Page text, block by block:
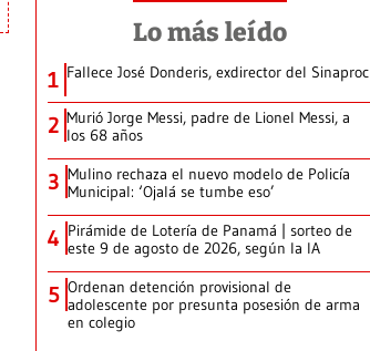
Lo más leído
1 Fallece José Donderis, exdirector del Sinaproc
2 Murió Jorge Messi, padre de Lionel Messi, a
los 68 años
3 Mulino rechaza el nuevo modelo de Policía
Municipal: ‘Ojalá se tumbe eso’
4 Pirámide de Lotería de Panamá | sorteo de
este 9 de agosto de 2026, según la IA
5 Ordenan detención provisional de
adolescente por presunta posesión de arma
en colegio